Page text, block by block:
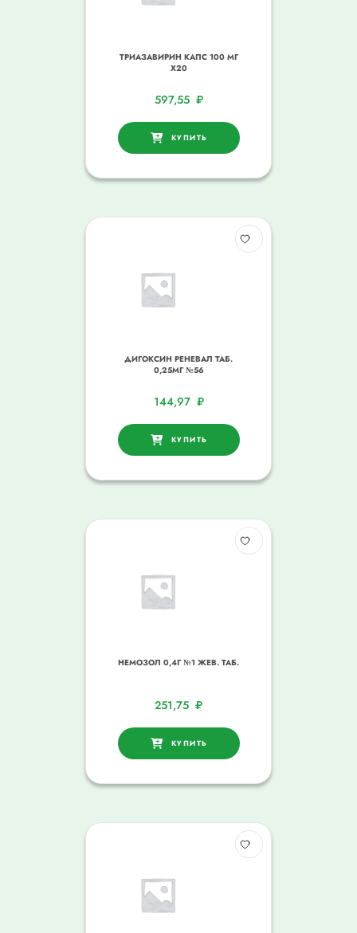
ТРИАЗАВИРИН КАПС 100 МГ
Х20
597,55 ₽
КУПИТЬ
ДИГОКСИН РЕНЕВАЛ ТАБ.
0,25МГ №56
144,97 ₽
КУПИТЬ
НЕМОЗОЛ 0,4Г №1 ЖЕВ. ТАБ.
251,75 ₽
КУПИТЬ